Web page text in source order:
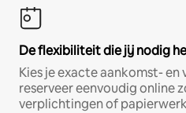
De flexibiliteit die jij nodig
Kies je exacte aankomst-
reserveer eenvoudig online
verplichtingen of